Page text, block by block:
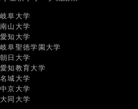
阜大学
山大学
知大学
阜聖徳学園大学
日大学
知教育大学
城大学
京大学
同大学